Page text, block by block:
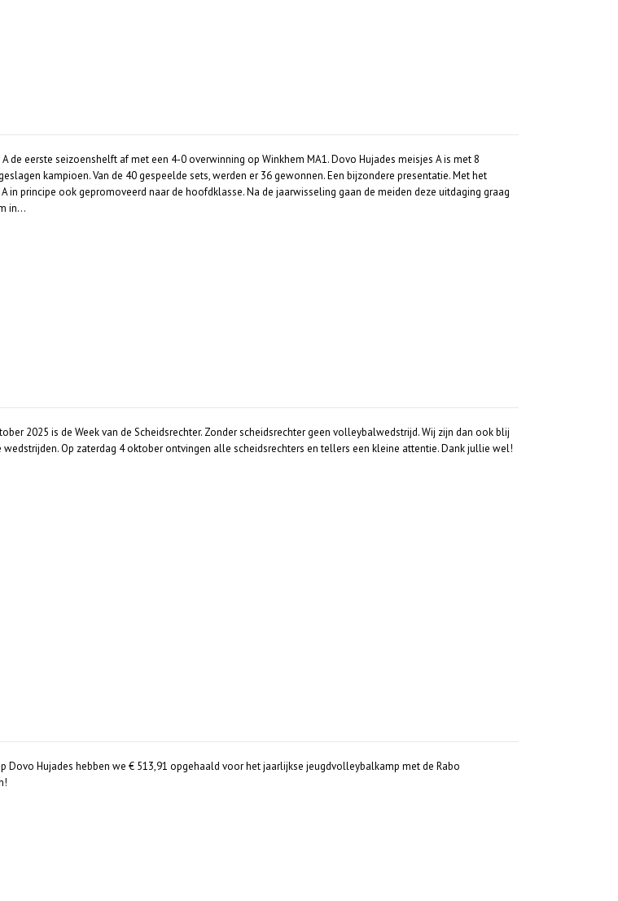
de eerste seizoenshelft af met een 4-0 overwinning op Winkhem MA1. Dovo Hujades meisjes A is met 8
kampioen. Van de 40 gespeelde sets, werden er 36 gewonnen. Een bijzondere presentatie. Met het
in principe ook gepromoveerd naar de hoofdklasse. Na de jaarwisseling gaan de meiden deze uitdaging graag
in…
2025 is de Week van de Scheidsrechter. Zonder scheidsrechter geen volleybalwedstrijd. Wij zijn dan ook blij
Op zaterdag 4 oktober ontvingen alle scheidsrechters en tellers een kleine attentie. Dank jullie wel!
Dovo Hujades hebben we € 513,91 opgehaald voor het jaarlijkse jeugdvolleybalkamp met de Rabo